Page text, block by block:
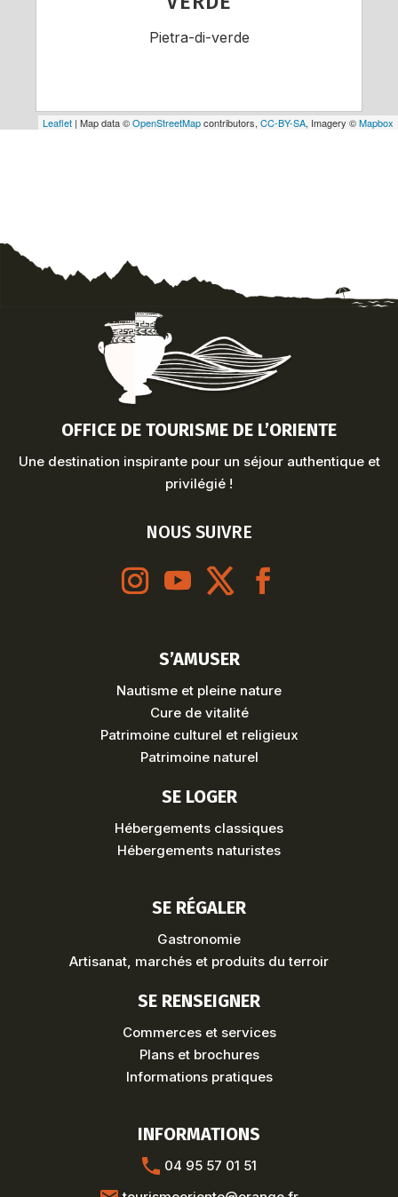
Leaflet | Map data ©OpenStreetMapcontributors, CC-BY-SA, Imagery ©Mapbox
Pietra-di-verde
OFFICE DE TOURISME DE L’ORIENTE
Une destination inspirante pour un séjour authentique et
privilégié !
NOUS SUIVRE
S’AMUSER
Nautisme et pleine nature
Cure de vitalité
Patrimoine culturel et religieux
Patrimoine naturel
SE LOGER
Hébergements classiques
Hébergements naturistes
SE RÉGALER
Gastronomie
Artisanat, marchés et produits du terroir
SE RENSEIGNER
Commerces et services
Plans et brochures
Informations pratiques
INFORMATIONS
04 95 57 01 51